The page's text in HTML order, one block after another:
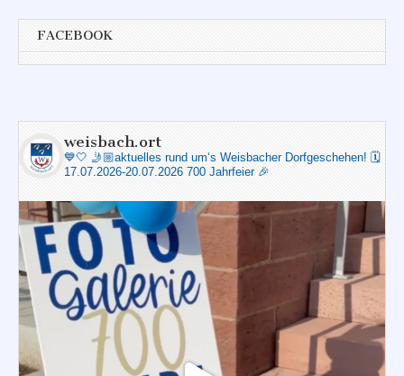
FACEBOOK
weisbach.ort
💙🤍 🤳🏼aktuelles rund um‘s Weisbacher Dorfgeschehen! 🗓️
17.07.2026-20.07.2026 700 Jahrfeier 🎉